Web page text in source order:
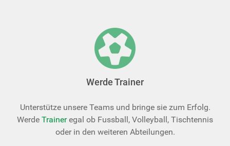
Werde Trainer
Unterstütze unsere Teams und bringe sie zum Erfolg.
Werde Traineregal ob Fussball, Volleyball, Tischtennis
oder in den weiteren Abteilungen.